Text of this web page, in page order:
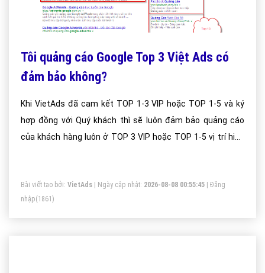
Tôi quảng cáo Google Top 3 Việt Ads có
đảm bảo không?
Khi VietAds đã cam kết TOP 1-3 VIP hoặc TOP 1-5 và ký
hợp đồng với Quý khách thì sẽ luôn đảm bảo quảng cáo
của khách hàng luôn ở TOP 3 VIP hoặc TOP 1-5 vị trí hiển
Bài viết tạo bởi: VietAds | Ngày cập nhật: 2026-08-08 00:55:45
Đăng
nhập(1861)